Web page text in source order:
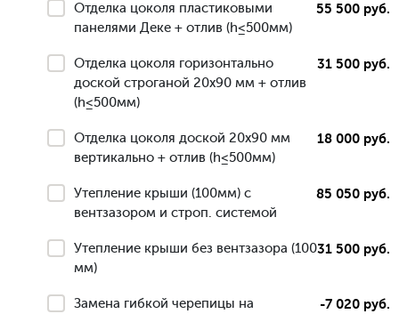
Отделка цоколя пластиковыми
панелями Деке + отлив (h≤500мм)
55 500 руб.
Отделка цоколя горизонтально
доской строганой 20х90 мм + отлив
(h≤500мм)
31 500 руб.
Отделка цоколя доской 20х90 мм
вертикально + отлив (h≤500мм)
18 000 руб.
Утепление крыши (100мм) с
вентзазором и строп. системой
85 050 руб.
Утепление крыши без вентзазора (100
мм)
31 500 руб.
Замена гибкой черепицы на
-7 020 руб.